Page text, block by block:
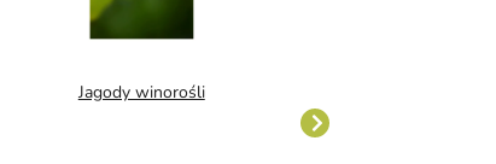
Jagody winorośli